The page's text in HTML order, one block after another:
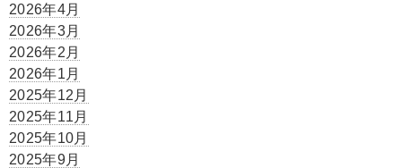
2026年4月
2026年3月
2026年2月
2026年1月
2025年12月
2025年11月
2025年10月
2025年9月